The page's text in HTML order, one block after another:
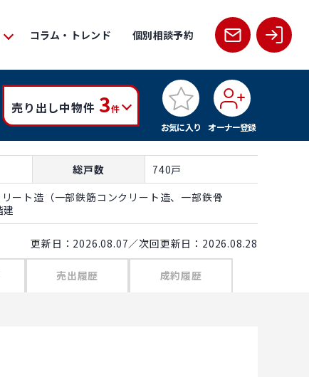
コラム・トレンド 個別相談予約
売り出し中物件 3件
お気に入り
オーナー登録
総戸数 740戸
ート造（一部鉄筋コンクリート造、一部鉄骨
建
更新日：2026.08.07／次回更新日：2026.08.28
売出履歴 成約履歴